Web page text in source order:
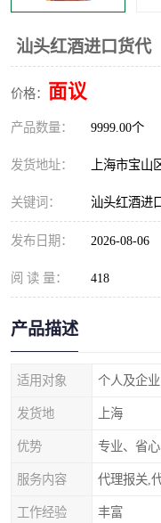
汕头红酒进口货代
价格： 面议
产品数量： 9999.00个
发货地址： 上海市宝山
关键词： 汕头红酒进
发布日期： 2026-08-06
阅 读 量： 418
产品描述
适用对象 个人及企业
发货地 上海
优势 专业、省
服务内容 代理报关,
工作经验 丰富